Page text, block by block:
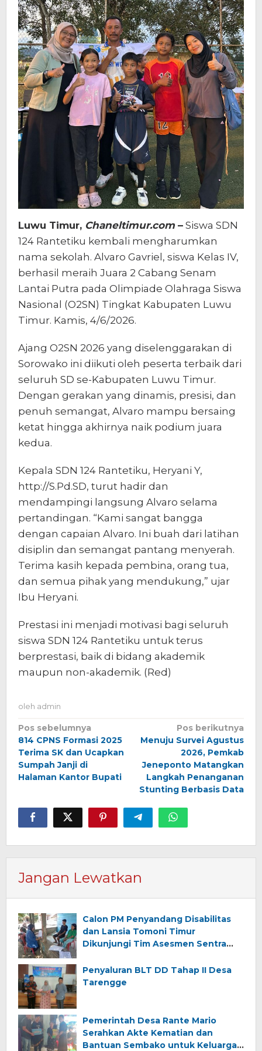
Luwu Timur, Chaneltimur.com– Siswa SDN
124 Rantetiku kembali mengharumkan
nama sekolah. Alvaro Gavriel, siswa Kelas IV,
berhasil meraih Juara 2 Cabang Senam
Lantai Putra pada Olimpiade Olahraga Siswa
Nasional (O2SN) Tingkat Kabupaten Luwu
Timur. Kamis, 4/6/2026.
Ajang O2SN 2026 yang diselenggarakan di
Sorowako ini diikuti oleh peserta terbaik dari
seluruh SD se-Kabupaten Luwu Timur.
Dengan gerakan yang dinamis, presisi, dan
penuh semangat, Alvaro mampu bersaing
ketat hingga akhirnya naik podium juara
kedua.
Kepala SDN 124 Rantetiku, Heryani Y,
http://S.Pd.SD, turut hadir dan
mendampingi langsung Alvaro selama
pertandingan. “Kami sangat bangga
dengan capaian Alvaro. Ini buah dari latihan
disiplin dan semangat pantang menyerah.
Terima kasih kepada pembina, orang tua,
dan semua pihak yang mendukung,” ujar
Ibu Heryani.
Prestasi ini menjadi motivasi bagi seluruh
siswa SDN 124 Rantetiku untuk terus
berprestasi, baik di bidang akademik
maupun non-akademik. (Red)
oleh admin
Navigasi
pos
Pos sebelumnya
814 CPNS Formasi 2025
Terima SK dan Ucapkan
Sumpah Janji di
Halaman Kantor Bupati
Pos berikutnya
Menuju Survei Agustus
2026, Pemkab
Jeneponto Matangkan
Langkah Penanganan
Stunting Berbasis Data
Jangan Lewatkan
Calon PM Penyandang Disabilitas
dan Lansia Tomoni Timur
Dikunjungi Tim Asesmen Sentra
Penyaluran BLT DD Tahap II Desa
Tarengge
Pemerintah Desa Rante Mario
Serahkan Akte Kematian dan
Bantuan Sembako untuk Keluarga